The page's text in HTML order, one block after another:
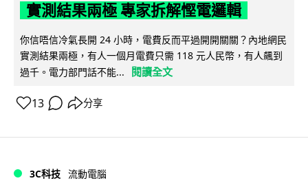
實測結果兩極 專家拆解慳電邏輯
你信唔信冷氣長開 24 小時，電費反而平過開開關關？內地網民
實測結果兩極，有人一個月電費只需 118 元人民幣，有人飆到
過千。電力部門話不能...
閱讀全文
13 分享
3C科技 流動電腦